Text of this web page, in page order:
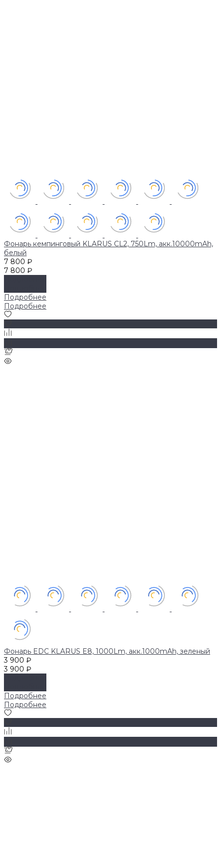
Фонарь кемпинговый KLARUS CL2, 750Lm, акк.10000mAh,
белый
7 800 ₽
7 800 ₽
Подробнее
Подробнее
Фонарь EDC KLARUS E8, 1000Lm, акк.1000mAh, зеленый
3 900 ₽
3 900 ₽
Подробнее
Подробнее